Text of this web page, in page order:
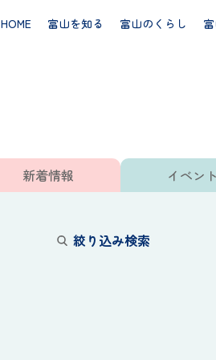
HOME 富山を知る 富山のくらし
新着情報 イベン
絞り込み検索